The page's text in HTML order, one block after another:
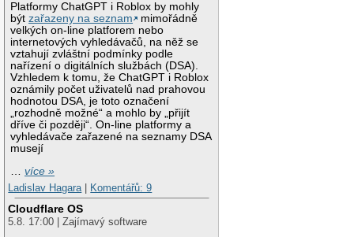
Platformy ChatGPT i Roblox by mohly
býtzařazeny na seznam
mimořádně
velkých on-line platforem nebo
internetových vyhledávačů, na něž se
vztahují zvláštní podmínky podle
nařízení o digitálních službách (DSA).
Vzhledem k tomu, že ChatGPT i Roblox
oznámily počet uživatelů nad prahovou
hodnotou DSA, je toto označení
„rozhodně možné“ a mohlo by „přijít
dříve či později“. On-line platformy a
vyhledávače zařazené na seznamy DSA
musejí
…více »
Ladislav Hagara| Komentářů: 9
Cloudflare OS
5.8. 17:00 | Zajímavý software